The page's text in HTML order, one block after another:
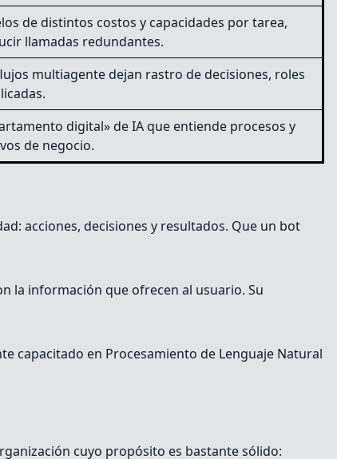
de distintos costos y capacidades por tarea,
llamadas redundantes.
multiagente dejan rastro de decisiones, roles
digital» de IA que entiende procesos y
de negocio.
acciones, decisiones y resultados. Que un bot
la información que ofrecen al usuario. Su
capacitado en Procesamiento de Lenguaje Natural
cuyo propósito es bastante sólido: